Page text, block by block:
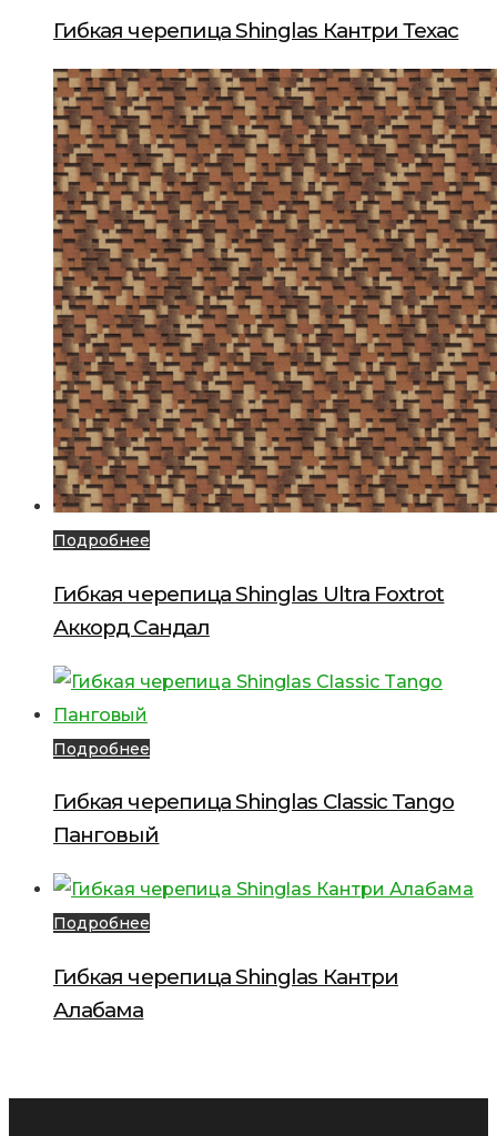
Гибкая черепица Shinglas Кантри Техас
Подробнее
Гибкая черепица Shinglas Ultra Foxtrot
Аккорд Сандал
Подробнее
Гибкая черепица Shinglas Classic Tango
Панговый
Подробнее
Гибкая черепица Shinglas Кантри
Алабама